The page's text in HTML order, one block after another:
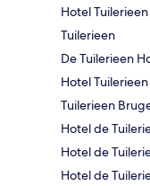
Hotel Tuilerieen
Tuilerieen
De Tuilerieen
Hotel
Tuilerieen
Hotel de
Hotel de
Hotel de